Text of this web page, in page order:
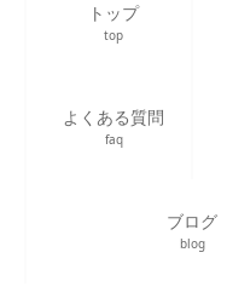
トップ
top
よくある質問
faq
ブログ
blog